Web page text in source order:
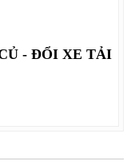
- ĐỔI XE TẢI